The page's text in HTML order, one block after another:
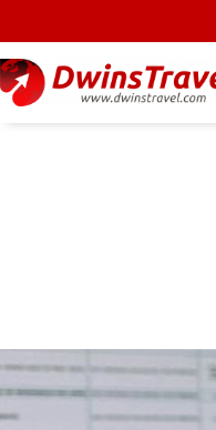
ke
konten